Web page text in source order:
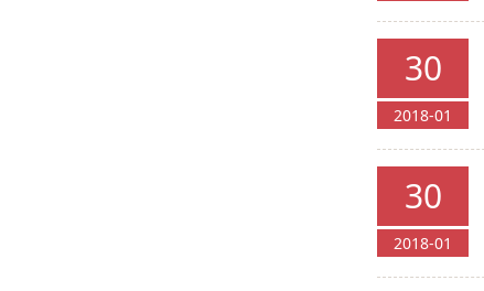
30
2018-01
30
2018-01